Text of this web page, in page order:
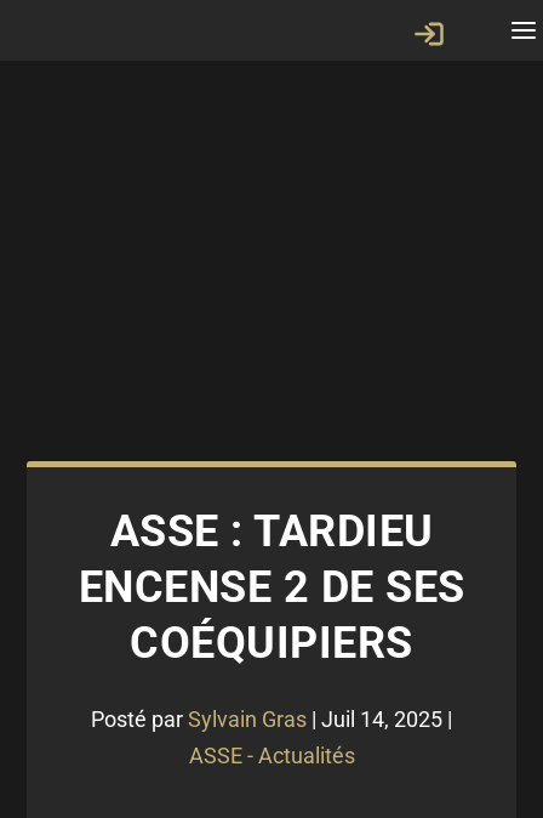
ASSE : TARDIEU
ENCENSE 2 DE SES
COÉQUIPIERS
Posté parSylvain Gras | Juil 14, 2025 |
ASSE - Actualités